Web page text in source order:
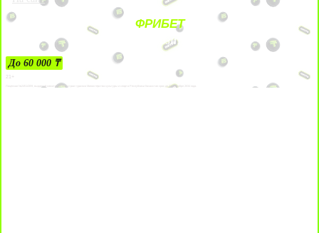
ФРИБЕТ
ЗА ДЕПОЗИТЫ
До 60 000 ₸
21+
Лицензии №24514359, выданной комитетом индустрии туризма Министерства культуры и спорта Республики Казахстан срок до 27 сентября 2034 года.